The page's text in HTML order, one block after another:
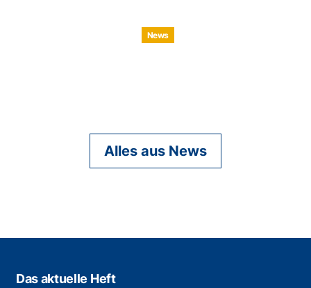
News
Alles aus News
Das aktuelle Heft